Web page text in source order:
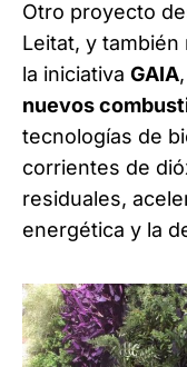
Otro proyecto
Leitat, y también
la iniciativa GAIA
nuevos
tecnologías de
corrientes de
residuales,
energética y la